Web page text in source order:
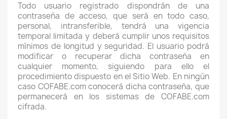
Todo usuario registrado dispondrán de una
contraseña de acceso, que será en todo caso,
personal, intransferible, tendrá una vigencia
temporal limitada y deberá cumplir unos requisitos
mínimos de longitud y seguridad. El usuario podrá
modificar o recuperar dicha contraseña en
cualquier momento, siguiendo para ello el
procedimiento dispuesto en el Sitio Web. En ningún
caso COFABE.com conocerá dicha contraseña, que
permanecerá en los sistemas de COFABE.com
cifrada.